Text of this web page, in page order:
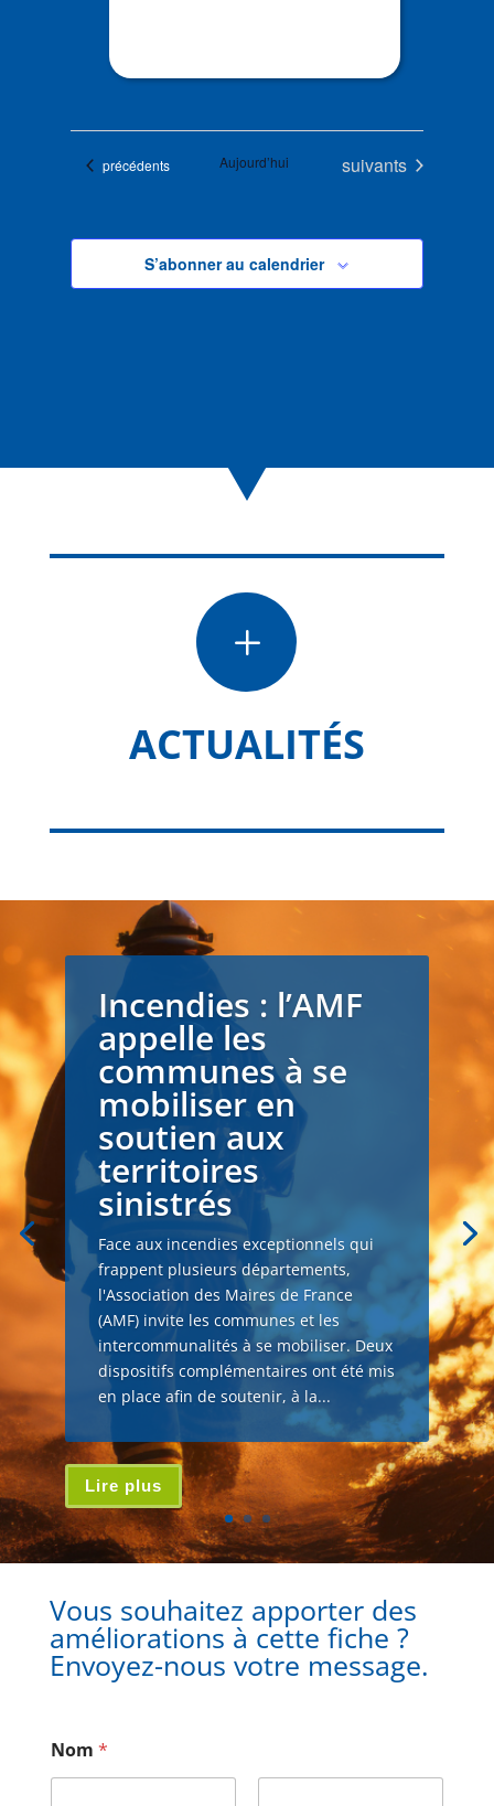
Évènements
précédents Aujourd’hui Évènements
suivants
S’abonner au calendrier
L
ACTUALITÉS
Incendies : l’AMF
appelle les
communes à se
mobiliser en
soutien aux
territoires
sinistrés
Face aux incendies exceptionnels qui
frappent plusieurs départements,
l'Association des Maires de France
(AMF) invite les communes et les
intercommunalités à se mobiliser. Deux
dispositifs complémentaires ont été mis
en place afin de soutenir, à la...
Lire plus
Vous souhaitez apporter des
améliorations à cette fiche ?
Envoyez-nous votre message.
Nom *